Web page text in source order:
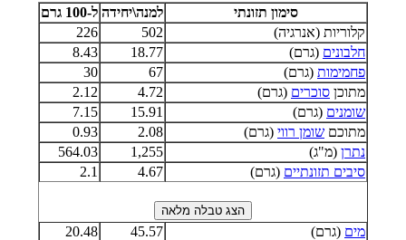
סימון תזונתי למנה\יחידה ל-100 גרם
קלוריות (אנרגיה)
502
226
חלבונים (גרם) 18.77
8.43
פחמימות (גרם) 67
30
מתוכן סוכרים (גרם) 4.72
2.12
שומנים (גרם) 15.91
7.15
מתוכם שומן רווי (גרם) 2.08
0.93
נתרן (מ"ג) 1,255
564.03
סיבים תזונתיים (גרם) 4.67
2.1
מים (גרם) 45.57
20.48